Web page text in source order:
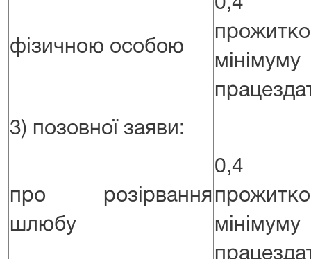
фізичною особою
0,4
3) позовної заяви:
про розірвання
шлюбу
0,4